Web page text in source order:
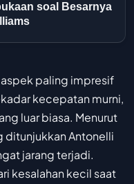
soal Besarnya
paling impresif
kecepatan murni,
luar biasa. Menurut
ditunjukkan Antonelli
jarang terjadi.
kesalahan kecil saat